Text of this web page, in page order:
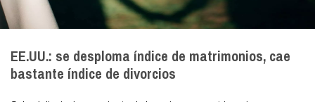
EE.UU.: se desploma índice de matrimonios, cae
bastante índice de divorcios